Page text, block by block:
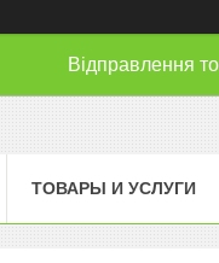
Відправлення
ТОВАРЫ И УСЛУГИ